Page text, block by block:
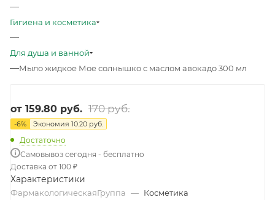
—
Гигиена и косметика
—
Для душа и ванной
—Мыло жидкое Мое солнышко с маслом авокадо 300 мл
от 159.80 руб. 170 руб.
-6% Экономия 10.20 руб.
Достаточно
Самовывоз сегодня - бесплатно
Доставка от 100 ₽
Характеристики
ФармакологическаяГруппа — Косметика